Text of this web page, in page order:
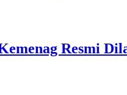
Resmi